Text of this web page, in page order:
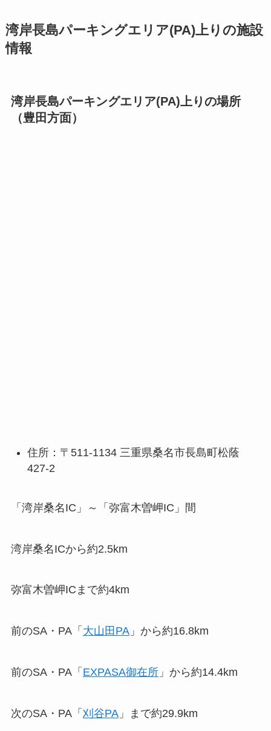
湾岸長島パーキングエリア(PA)上りの施設
情報
湾岸長島パーキングエリア(PA)上りの場所
（豊田方面）
住所：〒511-1134 三重県桑名市長島町松蔭
427-2
「湾岸桑名IC」～「弥富木曽岬IC」間
湾岸桑名ICから約2.5km
弥富木曽岬ICまで約4km
前のSA・PA「 大山田PA」から約16.8km
前のSA・PA「 EXPASA御在所」から約14.4km
次のSA・PA「 刈谷PA」まで約29.9km